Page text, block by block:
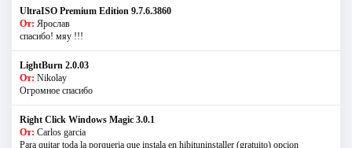
UltraISO Premium Edition 9.7.6.3860
От: Ярослав
спасибо! мяу !!!
LightBurn 2.0.03
От: Nikolay
Огромное спасибо
Right Click Windows Magic 3.0.1
От: Carlos garcia
Para quitar toda la porqueria que instala en hibituninstaller (gratuito) opcion